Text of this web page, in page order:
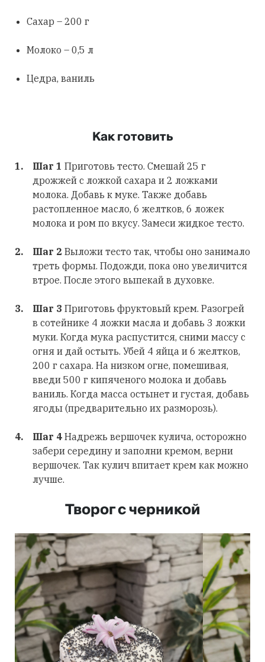
Сахар – 200 г
Молоко – 0,5 л
Цедра, ваниль
Как готовить
Шаг 1 Приготовь тесто. Смешай 25 г
дрожжей с ложкой сахара и 2 ложками
молока. Добавь к муке. Также добавь
растопленное масло, 6 желтков, 6 ложек
молока и ром по вкусу. Замеси жидкое тесто.
Шаг 2 Выложи тесто так, чтобы оно занимало
треть формы. Подожди, пока оно увеличится
втрое. После этого выпекай в духовке.
Шаг 3 Приготовь фруктовый крем. Разогрей
в сотейнике 4 ложки масла и добавь 3 ложки
муки. Когда мука распустится, сними массу с
огня и дай остыть. Убей 4 яйца и 6 желтков,
200 г сахара. На низком огне, помешивая,
введи 500 г кипяченого молока и добавь
ваниль. Когда масса остынет и густая, добавь
ягоды (предварительно их разморозь).
Шаг 4 Надрежь вершочек кулича, осторожно
забери середину и заполни кремом, верни
вершочек. Так кулич впитает крем как можно
лучше.
Творог с черникой